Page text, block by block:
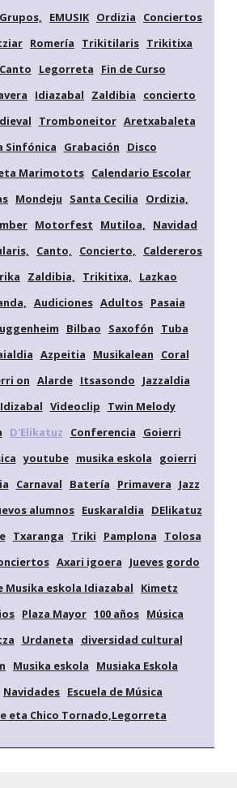
Grupos, EMUSIK Ordizia
Conciertos
Romería Trikitilaris Trikitixa
Canto Legorreta
Fin de Curso
Idiazabal Zaldibia
concierto
Tromboneitor Aretxabaleta
Sinfónica
Grabación
Disco
Marimotots Calendario Escolar
Mondeju Santa Cecilia
Ordizia,
Motorfest Mutiloa,
Navidad
Canto, Concierto,
Caldereros
Zaldibia, Trikitixa,
Lazkao
Audiciones Adultos Pasaia
Bilbao Saxofón
Tuba
Azpeitia Musikalean
Coral
on Alarde Itsasondo
Jazzaldia
Idizabal Videoclip
Twin Melody
D'Elikatuz Conferencia
Goierri
youtube musika eskola
goierri
Carnaval Batería Primavera
Jazz
alumnos Euskaraldia
DElikatuz
Txaranga Triki Pamplona
Tolosa
Axari igoera
Jueves gordo
eskola Idiazabal
Kimetz
Plaza Mayor 100 años Música
Urdaneta
diversidad cultural
Musika eskola
Musiaka Eskola
Navidades Escuela de Música
eta Chico Tornado,Legorreta